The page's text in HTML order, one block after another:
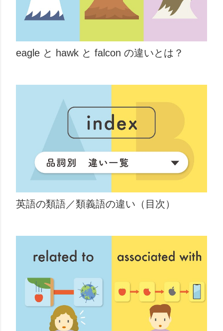
eagle と hawk と falcon の違いとは？
英語の類語／類義語の違い（目次）